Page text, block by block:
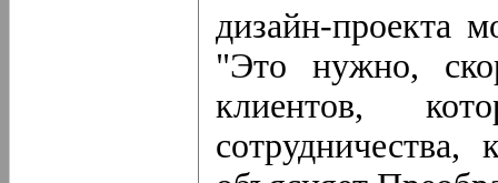
дизайн-проекта
"Это нужно,
клиентов,